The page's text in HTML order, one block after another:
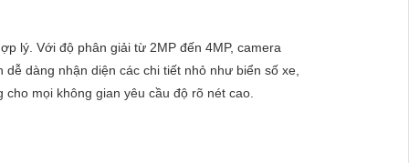
lý. Với độ phân giải từ 2MP đến 4MP, camera
dàng nhận diện các chi tiết nhỏ như biển số xe,
mọi không gian yêu cầu độ rõ nét cao.